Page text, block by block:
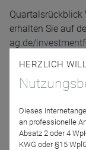
Quartalsrückblick
erhalten Sie auf
ag.de/
HERZLICH
Dieses
an professionelle
Absatz 2 oder 4
KWG oder §15